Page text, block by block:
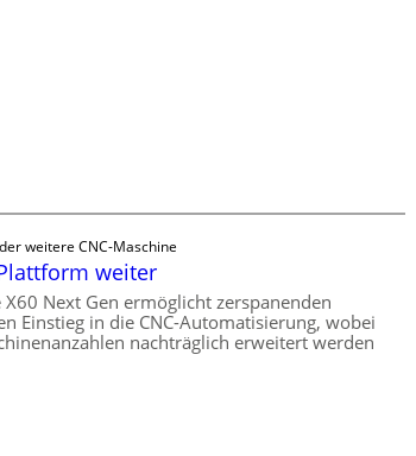
weitere CNC-Maschine
weiter
X60 Next Gen ermöglicht zerspanenden
Einstieg in die CNC-Automatisierung, wobei
nachträglich erweitert werden